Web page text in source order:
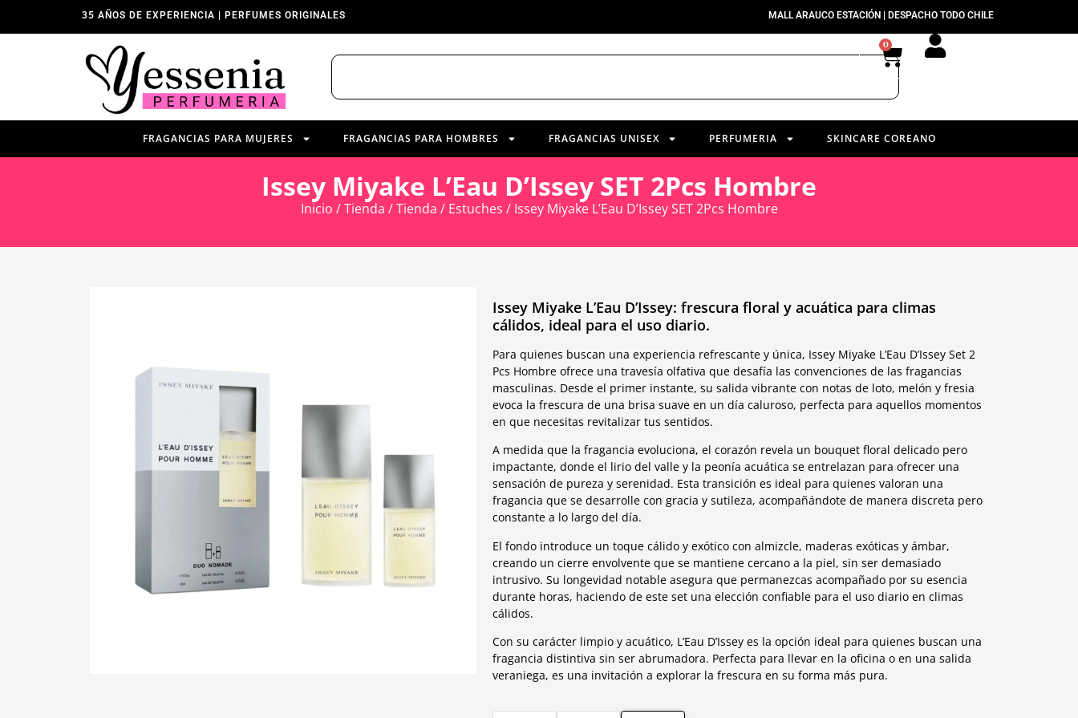
35 AÑOS DE EXPERIENCIA | PERFUMES ORIGINALES MALL ARAUCO ESTACIÓN | DESPACHO TODO CHILE
0
FRAGANCIAS PARA MUJERES FRAGANCIAS PARA HOMBRES FRAGANCIAS UNISEX PERFUMERIA SKINCARE COREANO
Issey Miyake L’Eau D’Issey SET 2Pcs Hombre
Inicio /Tienda /Tienda / Estuches / Issey Miyake L’Eau D’Issey SET 2Pcs Hombre
Issey Miyake L’Eau D’Issey: frescura floral y acuática para climas
cálidos, ideal para el uso diario.
Para quienes buscan una experiencia refrescante y única, Issey Miyake L’Eau D’Issey Set 2
Pcs Hombre ofrece una travesía olfativa que desafía las convenciones de las fragancias
masculinas. Desde el primer instante, su salida vibrante con notas de loto, melón y fresia
evoca la frescura de una brisa suave en un día caluroso, perfecta para aquellos momentos
en que necesitas revitalizar tus sentidos.
A medida que la fragancia evoluciona, el corazón revela un bouquet floral delicado pero
impactante, donde el lirio del valle y la peonía acuática se entrelazan para ofrecer una
sensación de pureza y serenidad. Esta transición es ideal para quienes valoran una
fragancia que se desarrolle con gracia y sutileza, acompañándote de manera discreta pero
constante a lo largo del día.
El fondo introduce un toque cálido y exótico con almizcle, maderas exóticas y ámbar,
creando un cierre envolvente que se mantiene cercano a la piel, sin ser demasiado
intrusivo. Su longevidad notable asegura que permanezcas acompañado por su esencia
durante horas, haciendo de este set una elección confiable para el uso diario en climas
cálidos.
Con su carácter limpio y acuático, L’Eau D’Issey es la opción ideal para quienes buscan una
fragancia distintiva sin ser abrumadora. Perfecta para llevar en la oficina o en una salida
veraniega, es una invitación a explorar la frescura en su forma más pura.